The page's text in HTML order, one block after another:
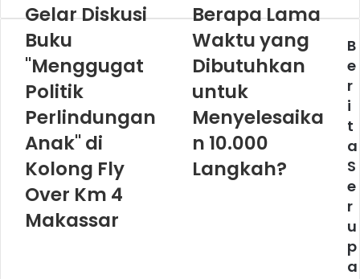
Gelar Diskusi
Buku
"Menggugat
Politik
Perlindungan
Anak" di
Kolong Fly
Over Km 4
Makassar
Berapa Lama
Waktu yang
Dibutuhkan
untuk
Menyelesaika
n 10.000
Langkah?
B
e
r
i
t
a
S
e
r
u
p
a